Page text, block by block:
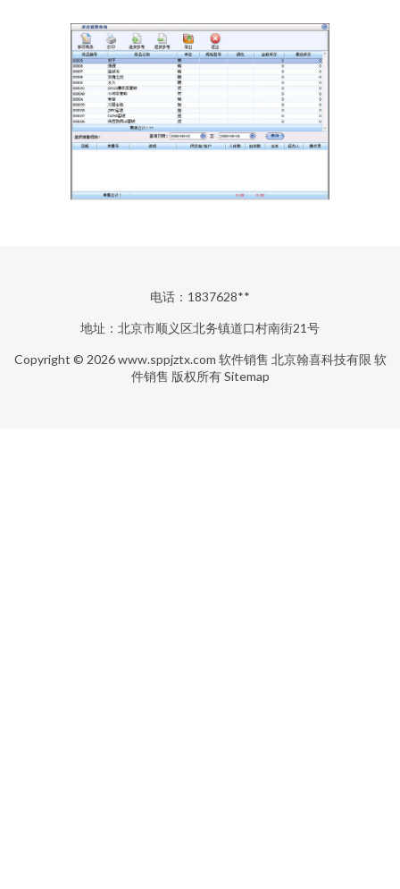
电话：1837628**
地址：北京市顺义区北务镇道口村南街21号
Copyright © 2026www.sppjztx.com 软件销售 北京翰喜科技有限 软
件销售 版权所有Sitemap